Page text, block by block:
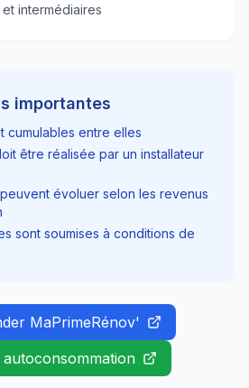
intermédiaires
importantes
cumulables entre elles
être réalisée par un installateur
peuvent évoluer selon les revenus
sont soumises à conditions de
MaPrimeRénov'
autoconsommation